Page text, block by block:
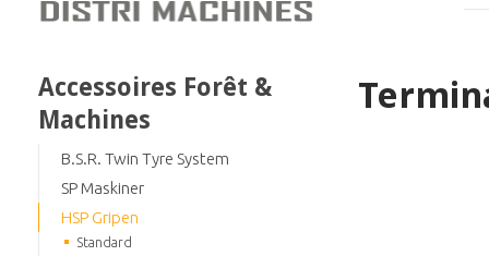
Accessoires Forêt &
Machines
B.S.R. Twin Tyre System
SP Maskiner
HSP Gripen
Standard